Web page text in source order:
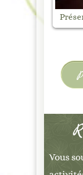
Vous